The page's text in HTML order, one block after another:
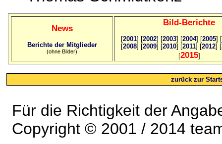
News
Berichte der Mitglieder
(ohne Bilder)
Bild-Berichte
[2001] [2002] [2003] [2004] [2005] [
[2008] [2009] [2010] [2011] [2012] [
[2015]
zurück zur
Für die Richtigkeit der
Copyright © 2001 / 2014